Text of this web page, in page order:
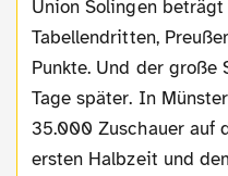
Union Solingen
Tabellendritten,
Punkte. Und der große
Tage später. In
35.000 Zuschauer auf
ersten Halbzeit und